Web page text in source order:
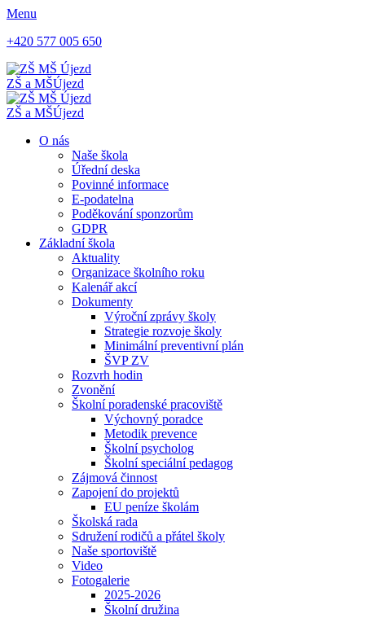
Menu
+420 577 005 650
ZŠ a MŠÚjezd
ZŠ a MŠÚjezd
O nás
Naše škola
Úřední deska
Povinné informace
E-podatelna
Poděkování sponzorům
GDPR
Základní škola
Aktuality
Organizace školního roku
Kalenář akcí
Dokumenty
Výroční zprávy školy
Strategie rozvoje školy
Minimální preventivní plán
ŠVP ZV
Rozvrh hodin
Zvonění
Školní poradenské pracoviště
Výchovný poradce
Metodik prevence
Školní psycholog
Školní speciální pedagog
Zájmová činnost
Zapojení do projektů
EU peníze školám
Školská rada
Sdružení rodičů a přátel školy
Naše sportoviště
Video
Fotogalerie
2025-2026
Školní družina